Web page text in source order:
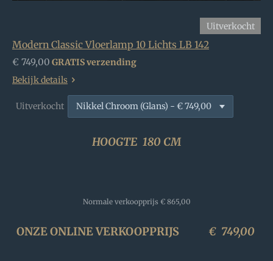
Uitverkocht
Modern Classic Vloerlamp 10 Lichts LB 142
€ 749,00 GRATIS verzending
Bekijk details
Uitverkocht
HOOGTE 180 CM
Normale verkoopprijs € 865,00
ONZE ONLINE VERKOOPPRIJS € 749,00